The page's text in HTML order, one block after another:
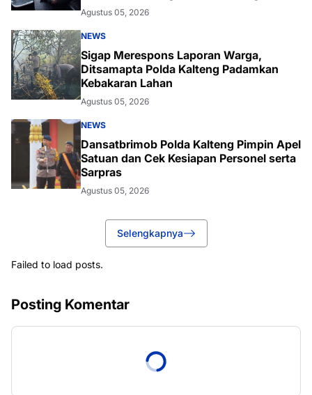
Agustus 05, 2026
NEWS
Sigap Merespons Laporan Warga,
Ditsamapta Polda Kalteng Padamkan
Kebakaran Lahan
Agustus 05, 2026
NEWS
Dansatbrimob Polda Kalteng Pimpin Apel
Satuan dan Cek Kesiapan Personel serta
Sarpras
Agustus 05, 2026
Selengkapnya
Failed to load posts.
Posting Komentar